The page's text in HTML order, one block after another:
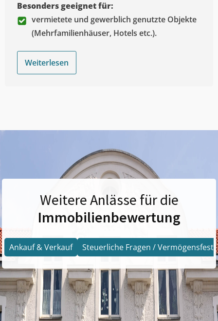
Besonders geeignet für:
vermietete und gewerblich genutzte Objekte
(Mehrfamilienhäuser, Hotels etc.).
Weiterlesen
Weitere Anlässe für die
Immobilienbewertung
Ankauf & Verkauf Steuerliche Fragen /